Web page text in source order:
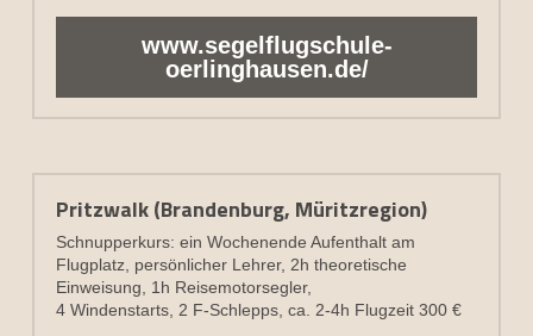
www.segelflugschule-
oerlinghausen.de/
Pritzwalk (Brandenburg, Müritzregion)
Schnupperkurs: ein Wochenende Aufenthalt am
Flugplatz, persönlicher Lehrer, 2h theoretische
Einweisung, 1h Reisemotorsegler,
4 Windenstarts, 2 F-Schlepps, ca. 2-4h Flugzeit 300 €